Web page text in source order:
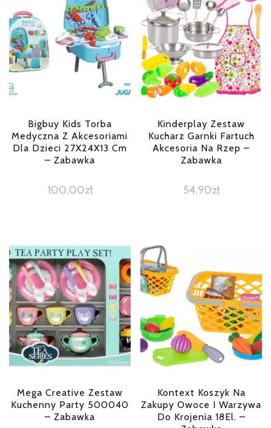
Bigbuy Kids Torba
Medyczna Z Akcesoriami
Dla Dzieci 27X24X13 Cm
– Zabawka
100,00zł
Kinderplay Zestaw
Kucharz Garnki Fartuch
Akcesoria Na Rzep –
Zabawka
54,90zł
Mega Creative Zestaw
Kuchenny Party 500040
– Zabawka
Kontext Koszyk Na
Zakupy Owoce I Warzywa
Do Krojenia 18El. –